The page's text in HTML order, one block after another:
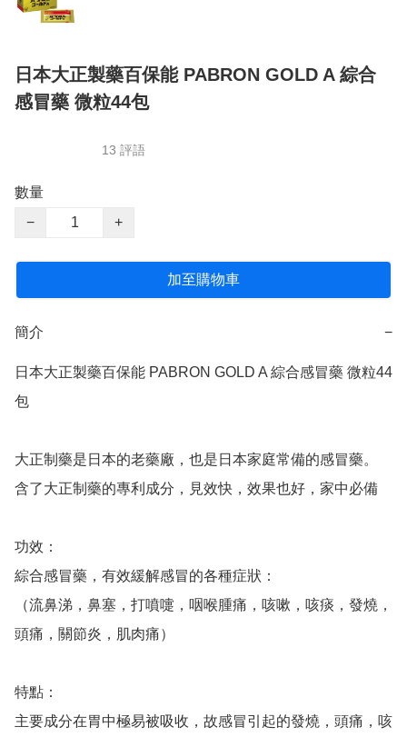
日本大正製藥百保能 PABRON GOLD A 綜合
感冒藥 微粒44包
13 評語
數量
−
+
加至購物車
簡介 −
日本大正製藥百保能 PABRON GOLD A 綜合感冒藥 微粒44
包
大正制藥是日本的老藥廠，也是日本家庭常備的感冒藥。
含了大正制藥的專利成分，見效快，效果也好，家中必備
功效：
綜合感冒藥，有效緩解感冒的各種症狀：
（流鼻涕，鼻塞，打噴嚏，咽喉腫痛，咳嗽，咳痰，發燒，
頭痛，關節炎，肌肉痛）
特點：
主要成分在胃中極易被吸收，故感冒引起的發燒，頭痛，咳